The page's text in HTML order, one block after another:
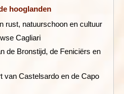
hooglanden
rust, natuurschoon en cultuur
Cagliari
de Bronstijd, de Feniciërs en
van Castelsardo en de Capo